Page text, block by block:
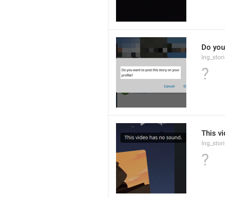
Do
?
This
?